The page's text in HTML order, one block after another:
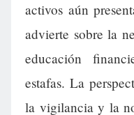
activos aún
advierte sobre la
educación
estafas. La
la vigilancia y la